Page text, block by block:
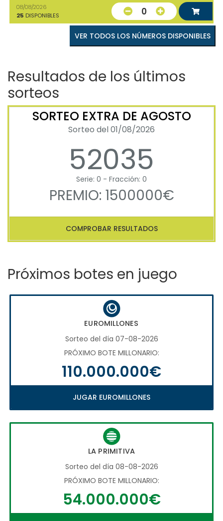
08/08/2026
25 DISPONIBLES 0
VER TODOS LOS NÚMEROS DISPONIBLES
Resultados de los últimos
sorteos
SORTEO EXTRA DE AGOSTO
Sorteo del 01/08/2026
52035
Serie: 0 - Fracción: 0
PREMIO: 1500000€
COMPROBAR RESULTADOS
Próximos botes en juego
EUROMILLONES
Sorteo del día 07-08-2026
PRÓXIMO BOTE MILLONARIO:
110.000.000€
JUGAR EUROMILLONES
LA PRIMITIVA
Sorteo del día 08-08-2026
PRÓXIMO BOTE MILLONARIO:
54.000.000€